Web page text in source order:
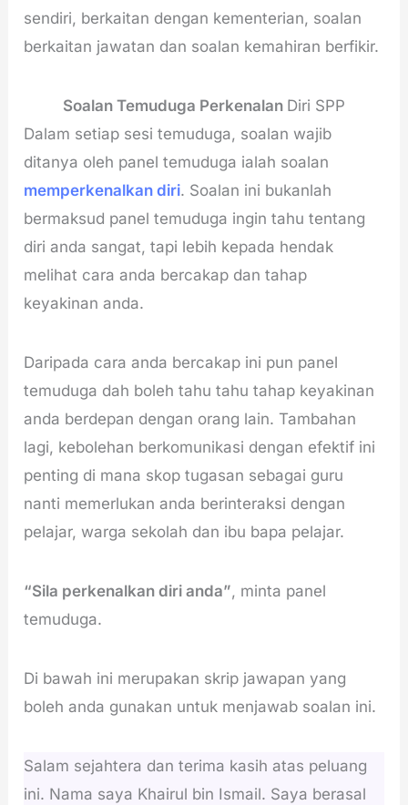
sendiri, berkaitan dengan kementerian, soalan
berkaitan jawatan dan soalan kemahiran berfikir.
Soalan Temuduga Perkenalan Diri SPP
Dalam setiap sesi temuduga, soalan wajib
ditanya oleh panel temuduga ialah soalan
memperkenalkan diri. Soalan ini bukanlah
bermaksud panel temuduga ingin tahu tentang
diri anda sangat, tapi lebih kepada hendak
melihat cara anda bercakap dan tahap
keyakinan anda.
Daripada cara anda bercakap ini pun panel
temuduga dah boleh tahu tahu tahap keyakinan
anda berdepan dengan orang lain. Tambahan
lagi, kebolehan berkomunikasi dengan efektif ini
penting di mana skop tugasan sebagai guru
nanti memerlukan anda berinteraksi dengan
pelajar, warga sekolah dan ibu bapa pelajar.
“Sila perkenalkan diri anda”, minta panel
temuduga.
Di bawah ini merupakan skrip jawapan yang
boleh anda gunakan untuk menjawab soalan ini.
Salam sejahtera dan terima kasih atas peluang
ini. Nama saya Khairul bin Ismail. Saya berasal